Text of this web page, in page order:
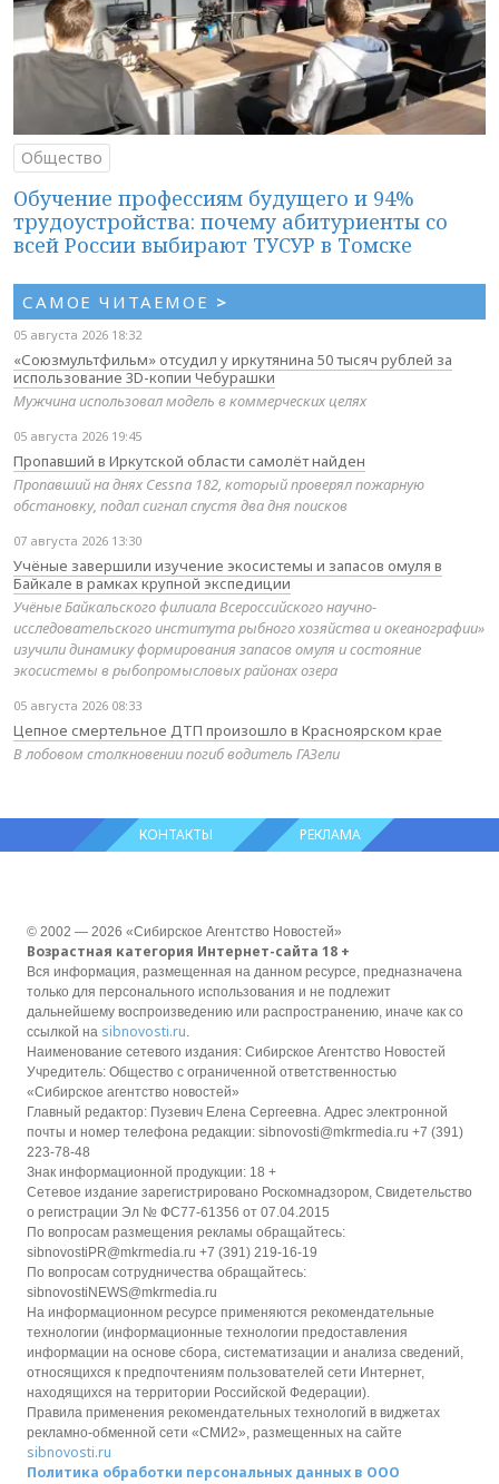
Общество
Обучение профессиям будущего и 94%
трудоустройства: почему абитуриенты со
всей России выбирают ТУСУР в Томске
САМОЕ ЧИТАЕМОЕ >
05 августа 2026 18:32
«Союзмультфильм» отсудил у иркутянина 50 тысяч рублей за
использование 3D-копии Чебурашки
Мужчина использовал модель в коммерческих целях
05 августа 2026 19:45
Пропавший в Иркутской области самолёт найден
Пропавший на днях Cessna 182, который проверял пожарную
обстановку, подал сигнал спустя два дня поисков
07 августа 2026 13:30
Учёные завершили изучение экосистемы и запасов омуля в
Байкале в рамках крупной экспедиции
Учёные Байкальского филиала Всероссийского научно-
исследовательского института рыбного хозяйства и океанографии»
изучили динамику формирования запасов омуля и состояние
экосистемы в рыбопромысловых районах озера
05 августа 2026 08:33
Цепное смертельное ДТП произошло в Красноярском крае
В лобовом столкновении погиб водитель ГАЗели
КОНТАКТЫ РЕКЛАМА
© 2002 — 2026 «Сибирское Агентство Новостей»
Возрастная категория Интернет-сайта 18 +
Вся информация, размещенная на данном ресурсе, предназначена
только для персонального использования и не подлежит
дальнейшему воспроизведению или распространению, иначе как со
ссылкой на sibnovosti.ru.
Наименование сетевого издания: Сибирское Агентство Новостей
Учредитель: Общество с ограниченной ответственностью
«Сибирское агентство новостей»
Главный редактор: Пузевич Елена Сергеевна. Адрес электронной
почты и номер телефона редакции: sibnovosti@mkrmedia.ru +7 (391)
223-78-48
Знак информационной продукции: 18 +
Сетевое издание зарегистрировано Роскомнадзором, Свидетельство
о регистрации Эл № ФС77-61356 от 07.04.2015
По вопросам размещения рекламы обращайтесь:
sibnovostiPR@mkrmedia.ru +7 (391) 219-16-19
По вопросам сотрудничества обращайтесь:
sibnovostiNEWS@mkrmedia.ru
На информационном ресурсе применяются рекомендательные
технологии (информационные технологии предоставления
информации на основе сбора, систематизации и анализа сведений,
относящихся к предпочтениям пользователей сети Интернет,
находящихся на территории Российской Федерации).
Правила применения рекомендательных технологий в виджетах
рекламно-обменной сети «СМИ2», размещенных на сайте
sibnovosti.ru
Политика обработки персональных данных в ООО